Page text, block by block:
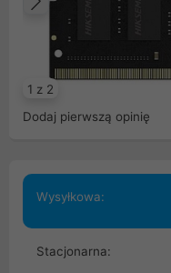
1 z 2
Poprzedni
Dodaj pierwszą opinię
Wysyłkowa:
Stacjonarna: